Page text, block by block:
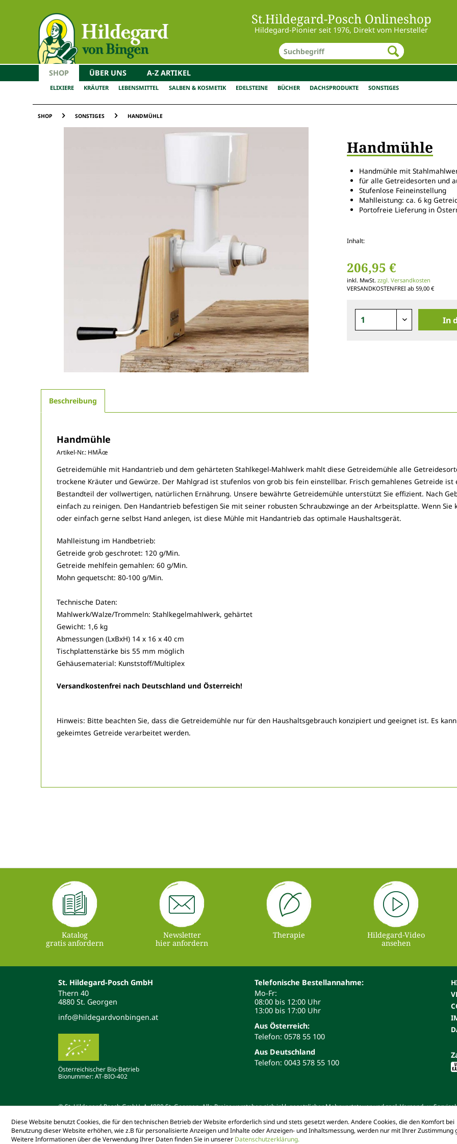
St.Hildegard-Posch Onlineshop
Hildegard-Pionier seit 1976, Direkt vom Hersteller
SHOP ÜBER UNS A-Z ARTIKEL
ELIXIERE KRÄUTER LEBENSMITTEL SALBEN & KOSMETIK EDELSTEINE BÜCHER DACHSPRODUKTE SONSTIGES
SHOP SONSTIGES HANDMÜHLE
Handmühle
Handmühle mit
für alle Getreidesorten und
Stufenlose Feineinstellung
Mahlleistung: ca. 6 kg
Portofreie Lieferung in
Inhalt:
206,95 €
inkl. MwSt. zzgl. Versandkosten
VERSANDKOSTENFREI ab 59,00 €
In
Beschreibung
Handmühle
Artikel-Nr.: HMÃœ
Getreidemühle mit Handantrieb und dem gehärteten Stahlkegel-Mahlwerk mahlt diese Getreidemühle alle
trockene Kräuter und Gewürze. Der Mahlgrad ist stufenlos von grob bis fein einstellbar. Frisch gemahlenes Getreide
Bestandteil der vollwertigen, natürlichen Ernährung. Unsere bewährte Getreidemühle unterstützt Sie effizient. Nach
einfach zu reinigen. Den Handantrieb befestigen Sie mit seiner robusten Schraubzwinge an der Arbeitsplatte. Wenn Sie
oder einfach gerne selbst Hand anlegen, ist diese Mühle mit Handantrieb das optimale Haushaltsgerät.
Mahlleistung im Handbetrieb:
Getreide grob geschrotet: 120 g/Min.
Getreide mehlfein gemahlen: 60 g/Min.
Mohn gequetscht: 80-100 g/Min.
Technische Daten:
Mahlwerk/Walze/Trommeln: Stahlkegelmahlwerk, gehärtet
Gewicht: 1,6 kg
Abmessungen (LxBxH) 14 x 16 x 40 cm
Tischplattenstärke bis 55 mm möglich
Gehäusematerial: Kunststoff/Multiplex
Versandkostenfrei nach Deutschland und Österreich!
Hinweis: Bitte beachten Sie, dass die Getreidemühle nur für den Haushaltsgebrauch konzipiert und geeignet ist. Es
gekeimtes Getreide verarbeitet werden.
Katalog
gratis anfordern
Newsletter
hier anfordern
Therapie
Hildegard-Video
ansehen
St. Hildegard-Posch GmbH
Thern 40
4880 St. Georgen
info@hildegardvonbingen.at
Österreichischer Bio-Betrieb
Bionummer: AT-BIO-402
Telefonische Bestellannahme:
Mo-Fr:
08:00 bis 12:00 Uhr
13:00 bis 17:00 Uhr
Aus Österreich:
Telefon: 0578 55 100
Aus Deutschland
Telefon: 0043 578 55 100
© St. Hildegard-Posch GmbH, A-4880 St. Georgen. Alle Preise verstehen sich inkl. gesetzlicher Mehrwertsteuer und zzgl. Versand- u.
Diese Website benutzt Cookies, die für den technischen Betrieb der Website erforderlich sind und stets gesetzt werden. Andere Cookies, die den Komfort bei
Benutzung dieser Website erhöhen, wie z.B für personalisierte Anzeigen und Inhalte oder Anzeigen- und Inhaltsmessung, werden nur mit Ihrer Zustimmung
Weitere Informationen über die Verwendung Ihrer Daten finden Sie in unserer Datenschutzerklärung.